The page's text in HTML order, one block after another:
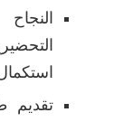
تقديم